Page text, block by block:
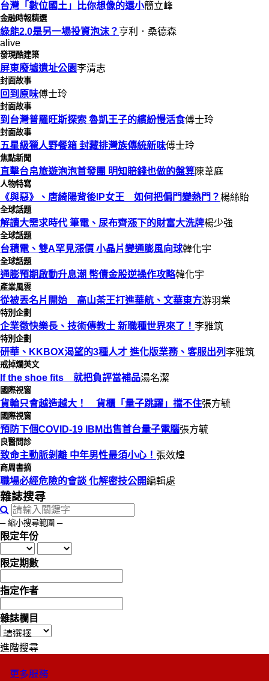
台灣「數位國土」比你想像的還小簡立峰
金融時報精選
綠能2.0是另一場投資泡沫？ 亨利．桑德森
alive
發現酷建築
屏東廢墟遺址公園李清志
封面故事
回到原味傅士玲
封面故事
到台灣普羅旺斯探索 魯凱王子的繽紛慢活食傅士玲
封面故事
五星級獵人野餐箱 封藏排灣族傳統新味傅士玲
焦點新聞
直擊台帛旅遊泡泡首發團 明知賠錢也做的盤算陳葦庭
人物特寫
《與惡》、唐綺陽背後IP女王 如何把偏門變熱門？楊絲貽
全球話題
解讀大需求時代 筆電、尿布齊漲下的財富大洗牌楊少強
全球話題
台積電、雙A罕見漲價 小晶片變通膨風向球韓化宇
全球話題
通膨預期啟動升息潮 幣債金股逆操作攻略韓化宇
產業風雲
從被丟名片開始 高山茶王打進華航、文華東方游羽棠
特別企劃
企業徵快樂長、技術傳教士 新職種世界來了！ 李雅筑
特別企劃
研華、KKBOX渴望的3種人才 進化版業務、客服出列 李雅筑
戒掉爛英文
If the shoe fits 就把負評當補品湯名潔
國際視窗
貨輪只會越造越大！ 貨櫃「量子跳躍」擋不住張方毓
國際視窗
預防下個COVID-19 IBM出售首台量子電腦張方毓
良醫問診
致命主動脈剝離 中年男性最須小心！ 張效煌
商周書摘
職場必經危險的會談 化解密技公開編輯處
雜誌搜尋
─ 縮小搜尋範圍 ─
限定年份
限定期數
指定作者
雜誌欄目
進階搜尋
更多服務